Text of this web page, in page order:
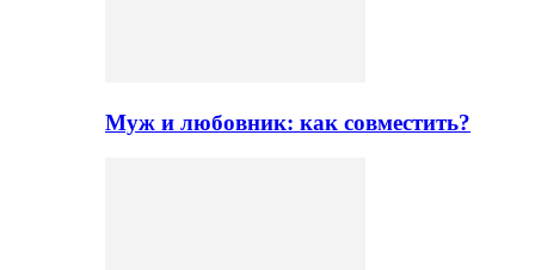
Муж и любовник: как совместить?